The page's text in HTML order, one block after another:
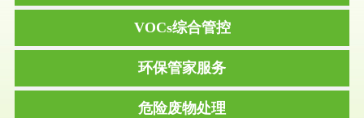
VOCs综合管控
环保管家服务
危险废物处理